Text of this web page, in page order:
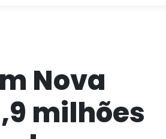
Nova
milhões